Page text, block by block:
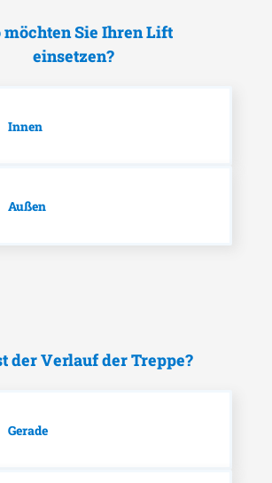
möchten Sie Ihren Lift
einsetzen?
Innen
Außen
der Verlauf der Treppe?
Gerade